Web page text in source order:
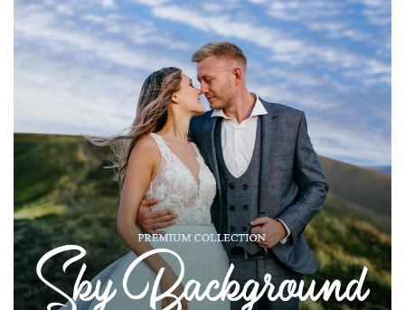
(252 Overlays)
Large 6000*4000px
(1783 Overlays)
Large 6000*4000px
Stažení zdarma